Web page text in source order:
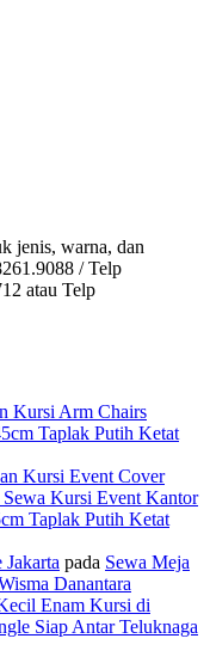
jenis, warna, dan
/ Telp
atau Telp
Kursi Arm Chairs
Taplak Putih Ketat
Kursi Event Cover
Kursi Event Kantor
Taplak Putih Ketat
pada Sewa Meja
Danantara
Enam Kursi di
Siap Antar Teluknaga